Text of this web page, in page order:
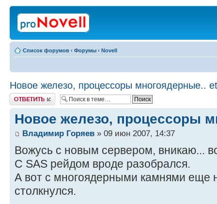
Список форумов ‹ Форумы ‹ Novell
Новое железо, процессоры многоядерные..
Ответить
Новое железо, процессоры
Владимир Горяев » 09 июн 2007, 14:37
Вожусь с новым сервером, вникаю...
С SAS рейдом вроде разобрался.
А вот с многоядерными камнями еще
столкнулся.